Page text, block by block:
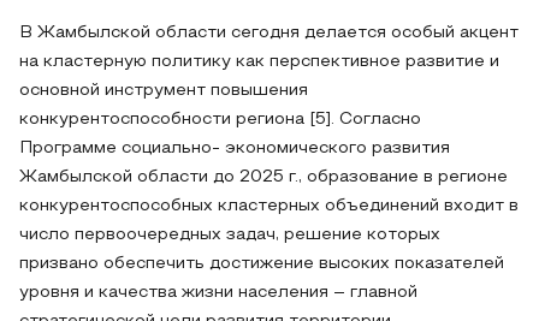
В Жамбылской области сегодня делается особый акцент
на кластерную политику как перспективное развитие и
основной инструмент повышения
конкурентоспособности региона [5]. Согласно
Программе социально- экономического развития
Жамбылской области до 2025 г., образование в регионе
конкурентоспособных кластерных объединений входит в
число первоочередных задач, решение которых
призвано обеспечить достижение высоких показателей
уровня и качества жизни населения – главной